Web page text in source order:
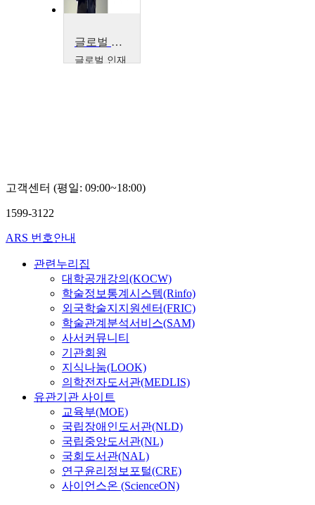
글로벌 인재포럼 2007: 기업의 지속적인 성장을 위한 전략-기업의 사회적 책임
글로벌 인재
고객센터 (평일: 09:00~18:00)
1599-3122
ARS 번호안내
관련누리집
대학공개강의(KOCW)
학술정보통계시스템(Rinfo)
외국학술지지원센터(FRIC)
학술관계분석서비스(SAM)
사서커뮤니티
기관회원
지식나눔(LOOK)
의학전자도서관(MEDLIS)
유관기관 사이트
교육부(MOE)
국립장애인도서관(NLD)
국립중앙도서관(NL)
국회도서관(NAL)
연구윤리정보포털(CRE)
사이언스온 (ScienceON)